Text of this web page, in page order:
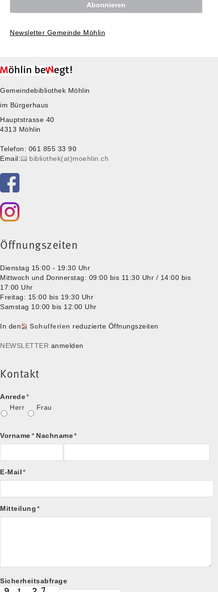
Abonnieren
Newsletter Gemeinde Möhlin
Gemeindebibliothek Möhlin
im Bürgerhaus
Hauptstrasse 40
4313 Möhlin
Telefon: 061 855 33 90
Email:
bibliothek(at)moehlin.ch
Öffnungszeiten
Dienstag 15:00 - 19:30 Uhr
Mittwoch und Donnerstag: 09:00 bis 11:30 Uhr / 14:00 bis
17:00 Uhr
Freitag: 15:00 bis 19:30 Uhr
Samstag 10:00 bis 12:00 Uhr
In den Schulferien reduzierte Öffnungszeiten
NEWSLETTER anmelden
Kontakt
Anrede*
Herr
Frau
Vorname* Nachname*
E-Mail*
Mitteilung*
Sicherheitsabfrage